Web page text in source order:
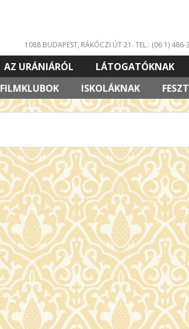
1088 BUDAPEST, RÁKÓCZI ÚT 21. TEL.: (06 1)
FILMKLUBOK ISKOLÁKNAK
AZ URÁNIÁRÓL LÁTOGATÓKNAK